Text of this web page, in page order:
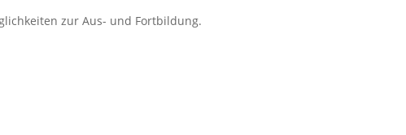
zur Aus- und Fortbildung.